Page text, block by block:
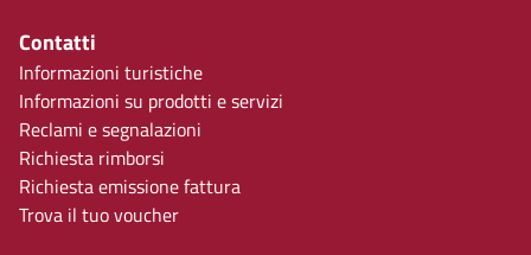
Contatti
Informazioni turistiche
Informazioni su prodotti e servizi
Reclami e segnalazioni
Richiesta rimborsi
Richiesta emissione fattura
Trova il tuo voucher